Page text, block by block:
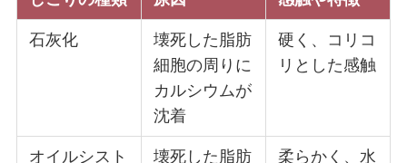
石灰化
壊死した脂肪
細胞の周りに
カルシウムが
沈着
硬く、コリコ
リとした感触
オイルシスト
壊死した脂肪
柔らかく、水